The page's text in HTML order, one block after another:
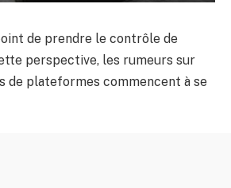
de prendre le contrôle de
perspective, les rumeurs sur
de plateformes commencent à se